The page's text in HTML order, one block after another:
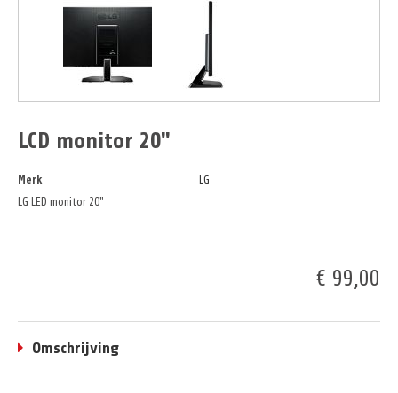
LCD monitor 20"
Merk
LG
LG LED monitor 20"
€ 99,00
Omschrijving